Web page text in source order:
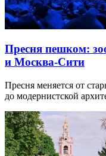
Пресня пешком:
и Москва-Сити
Пресня меняется от
до модернистской